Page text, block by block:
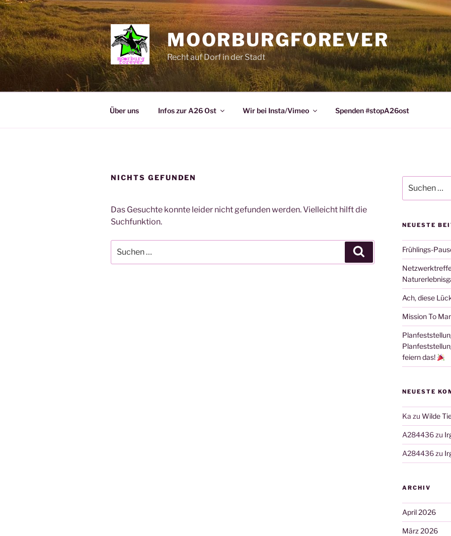
Zum
Inhalt
springen
MOORBURGFOREVER
Recht auf Dorf in der Stadt
Über uns Infos zur A26 Ost Wir bei Insta/Vimeo Spenden #stopA26ost
NICHTS GEFUNDEN
Das Gesuchte konnte leider nicht gefunden werden. Vielleicht hilft die
Suchfunktion.
nach:
nach:
NEUESTE
Frühlings-
Ach, diese
Mission To
feiern das!
NEUESTE
Ka zu Wilde
A284436zu
A284436zu
ARCHIV
April 2026
März 2026